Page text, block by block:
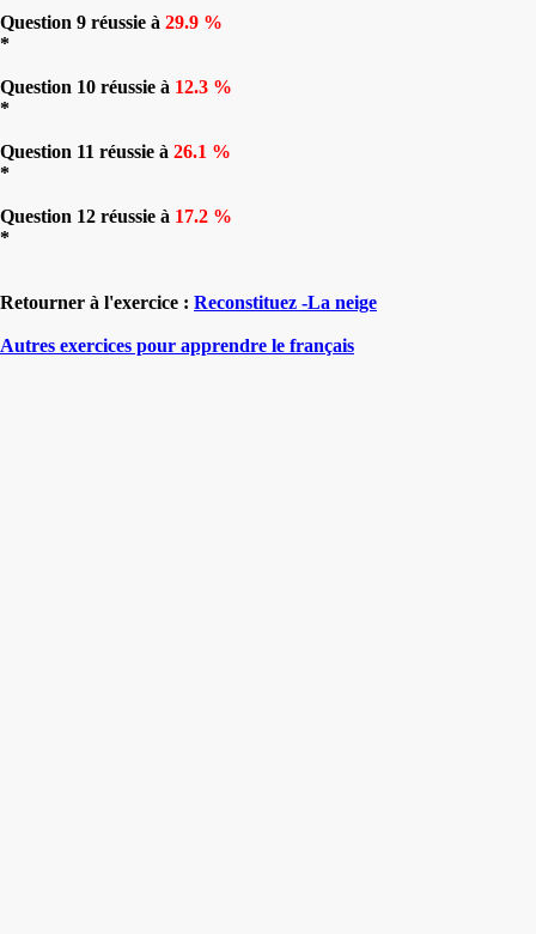
Question 9 réussie à 29.9 %
*
Question 10 réussie à 12.3 %
*
Question 11 réussie à 26.1 %
*
Question 12 réussie à 17.2 %
*
Retourner à l'exercice : Reconstituez -La neige
Autres exercices pour apprendre le français